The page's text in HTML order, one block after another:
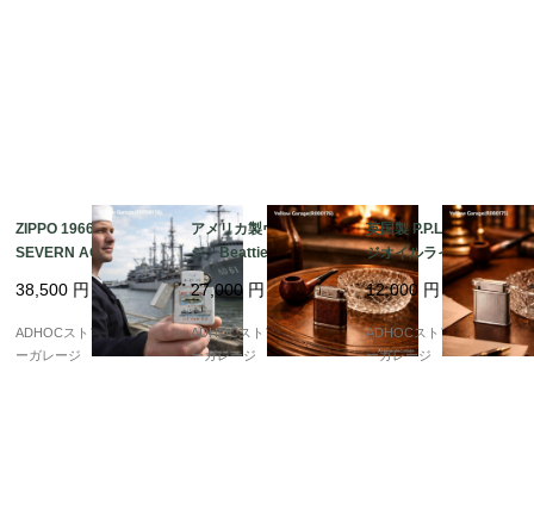
ZIPPO 1966年製 U.S.S.
SEVERN AO-61 記念
ライター? 冷戦期アメ
リカ海軍を刻んだ一本
?
38,500 円
ADHOCストア・イエロ
ーガレージ
アメリカ製ヴィンテー
ジ「Beattie Jet Lighte
r」パイプ用オイルライ
ター（特許モデル）
27,000 円
ADHOCストア・イエロ
ーガレージ
英国製 P.P.LD ビンテー
ジオイルライター（ス
ターリングシルバー
製）
12,000 円
ADHOCストア・イエロ
ーガレージ